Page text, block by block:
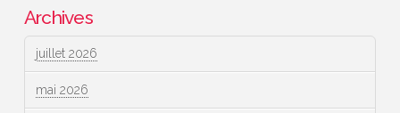
Archives
juillet 2026
mai 2026